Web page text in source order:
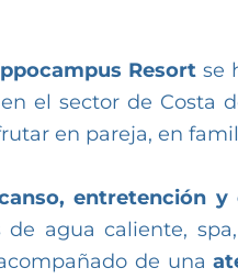
Resort se
el sector de Costa
en pareja, en
entretención y
agua caliente,
de una